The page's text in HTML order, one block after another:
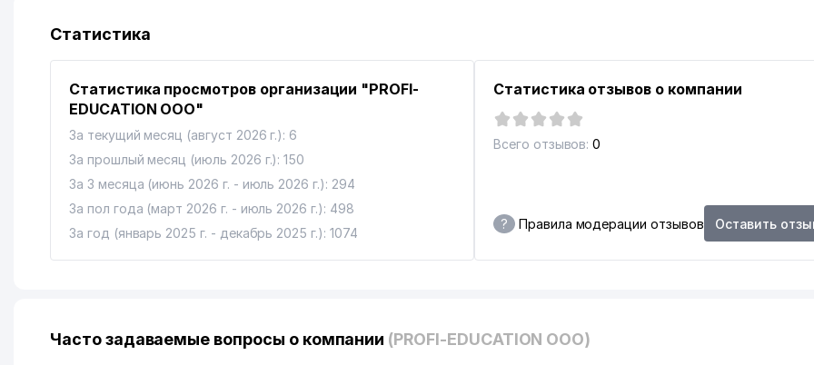
Статистика
Статистика просмотров организации "PROFI-
EDUCATION ООО"
За текущий месяц (август 2026 г.): 6
За прошлый месяц (июль 2026 г.): 150
За 3 месяца (июнь 2026 г. - июль 2026 г.): 294
За пол года (март 2026 г. - июль 2026 г.): 498
За год (январь 2025 г. - декабрь 2025 г.): 1074
Статистика отзывов о компании
Всего отзывов: 0
? Правила модерации отзывов Оставить
Часто задаваемые вопросы о компании (PROFI-EDUCATION ООО)